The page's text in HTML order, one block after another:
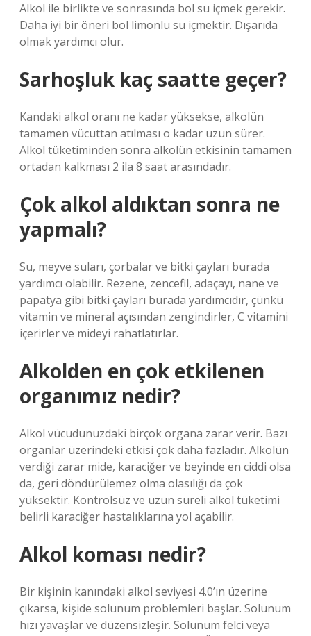
Alkol ile birlikte ve sonrasında bol su içmek gerekir.
Daha iyi bir öneri bol limonlu su içmektir. Dışarıda
olmak yardımcı olur.
Sarhoşluk kaç saatte geçer?
Kandaki alkol oranı ne kadar yüksekse, alkolün
tamamen vücuttan atılması o kadar uzun sürer.
Alkol tüketiminden sonra alkolün etkisinin tamamen
ortadan kalkması 2 ila 8 saat arasındadır.
Çok alkol aldıktan sonra ne
yapmalı?
Su, meyve suları, çorbalar ve bitki çayları burada
yardımcı olabilir. Rezene, zencefil, adaçayı, nane ve
papatya gibi bitki çayları burada yardımcıdır, çünkü
vitamin ve mineral açısından zengindirler, C vitamini
içerirler ve mideyi rahatlatırlar.
Alkolden en çok etkilenen
organımız nedir?
Alkol vücudunuzdaki birçok organa zarar verir. Bazı
organlar üzerindeki etkisi çok daha fazladır. Alkolün
verdiği zarar mide, karaciğer ve beyinde en ciddi olsa
da, geri döndürülemez olma olasılığı da çok
yüksektir. Kontrolsüz ve uzun süreli alkol tüketimi
belirli karaciğer hastalıklarına yol açabilir.
Alkol koması nedir?
Bir kişinin kanındaki alkol seviyesi 4.0’ın üzerine
çıkarsa, kişide solunum problemleri başlar. Solunum
hızı yavaşlar ve düzensizleşir. Solunum felci veya